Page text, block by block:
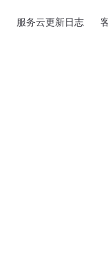
服务云更新日志